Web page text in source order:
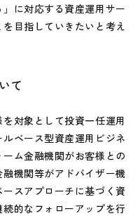
に対応する資産運用サー
目指していきたいと考え
て
対象として投資一任運用
ベース型資産運用ビジネ
ム金融機関がお客様との
機関等がアドバイザー機
スアプローチに基づく資
的なフォローアップを行